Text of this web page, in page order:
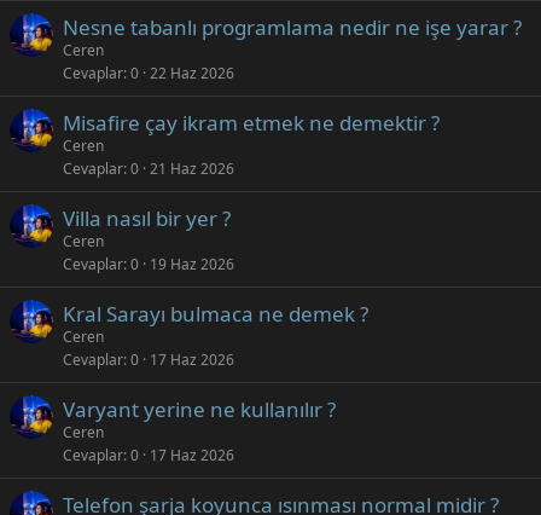
Nesne tabanlı programlama nedir ne işe yarar ?
Ceren
Cevaplar 0 22 Haz 2026
Misafire çay ikram etmek ne demektir ?
Ceren
Cevaplar 0 21 Haz 2026
Villa nasıl bir yer ?
Ceren
Cevaplar 0 19 Haz 2026
Kral Sarayı bulmaca ne demek ?
Ceren
Cevaplar 0 17 Haz 2026
Varyant yerine ne kullanılır ?
Ceren
Cevaplar 0 17 Haz 2026
Telefon şarja koyunca ısınması normal midir ?